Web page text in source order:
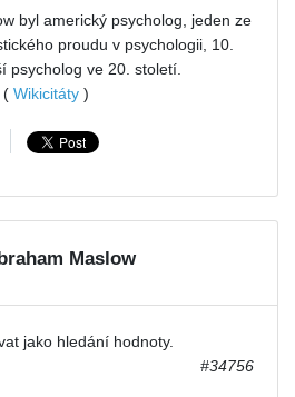
byl americký psycholog, jeden ze
proudu v psychologii, 10.
psycholog ve 20. století.
( Wikicitáty)
Maslow
jako hledání hodnoty.
#34756